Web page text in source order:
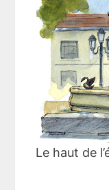
Le haut de